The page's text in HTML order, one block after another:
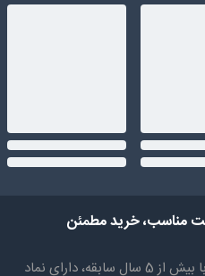
مناسب، خرید مطمئن
با بیش از 5 سال سابقه، دارای نماد